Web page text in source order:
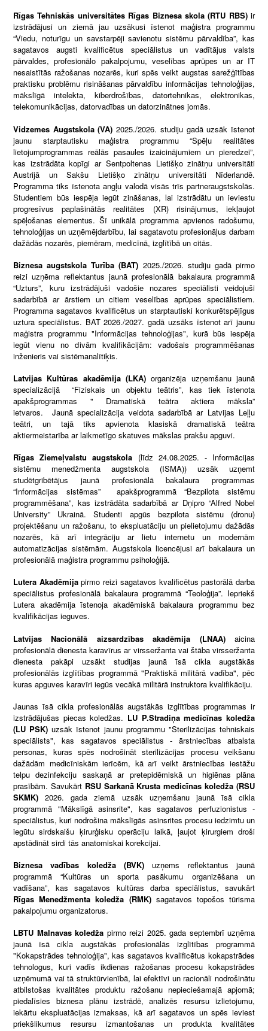
Rīgas Tehniskās universitātes Rīgas Biznesa skola (RTU RBS)ir
izstrādājusi un ziemā jau uzsākusi īstenot maģistra programmu
“Viedu, noturīgu un savstarpēji savienotu sistēmu pārvaldība”, kas
sagatavos augsti kvalificētus speciālistus un vadītājus valsts
pārvaldes, profesionālo pakalpojumu, veselības aprūpes un ar IT
nesaistītās ražošanas nozarēs, kuri spēs veikt augstas sarežģītības
praktisku problēmu risināšanas pārvaldību informācijas tehnoloģijas,
mākslīgā intelekta, kiberdrošības, datortehnikas, elektronikas,
telekomunikācijas, datorvadības un datorzinātnes jomās.
Vidzemes Augstskola (VA) 2025./2026. studiju gadā uzsāk īstenot
jaunu starptautisku maģistra programmu “Spēļu realitātes
lietojumprogrammas reālās pasaules izaicinājumiem un pieredzei”,
kas izstrādāta kopīgi ar Sentpoltenas Lietišķo zinātņu universitāti
Austrijā un Sakšu Lietišķo zinātņu universitāti Nīderlandē.
Programma tiks īstenota angļu valodā visās trīs partneraugstskolās.
Studentiem būs iespēja iegūt zināšanas, lai izstrādātu un ieviestu
progresīvus paplašinātās realitātes (XR) risinājumus, iekļaujot
spēļošanas elementus. Šī unikālā programma apvienos radošumu,
tehnoloģijas un uzņēmējdarbību, lai sagatavotu profesionāļus darbam
dažādās nozarēs, piemēram, medicīnā, izglītībā un citās.
Biznesa augstskola Turība (BAT) 2025./2026. studiju gadā pirmo
reizi uzņēma reflektantus jaunā profesionālā bakalaura programmā
“Uzturs”, kuru izstrādājuši vadošie nozares speciālisti veidojuši
sadarbībā ar ārstiem un citiem veselības aprūpes speciālistiem.
Programma sagatavos kvalificētus un starptautiski konkurētspējīgus
uztura speciālistus. BAT 2026./2027. gadā uzsāks īstenot arī jaunu
maģistra programmu "Informācijas tehnoloģijas", kurā būs iespēja
iegūt vienu no divām kvalifikācijām: vadošais programmēšanas
inženieris vai sistēmanalītiķis.
Latvijas Kultūras akadēmija (LKA) organizēja uzņemšanu jaunā
specializācijā “Fiziskais un objektu teātris”, kas tiek īstenota
apakšprogrammas " Dramatiskā teātra aktiera māksla”
ietvaros. Jaunā specializācija veidota sadarbībā ar Latvijas Leļļu
teātri,un tajā tiks apvienota klasiskā dramatiskā teātra
aktiermeistarība ar laikmetīgo skatuves mākslas prakšu apguvi.
Rīgas Ziemeļvalstu augstskola (līdz 24.08.2025. - Informācijas
sistēmu menedžmenta augstskola (ISMA)) uzsāk uzņemt
studētgribētājus jaunā profesionālā bakalaura programmas
“Informācijas sistēmas” apakšprogrammā “Bezpilota sistēmu
programmēšana”, kas izstrādāta sadarbībā ar Dņipro “Alfred Nobel
University” Ukrainā. Studenti apgūs bezpilota sistēmu (dronu)
projektēšanu un ražošanu, to ekspluatāciju un pielietojumu dažādās
nozarēs, kā arī integrāciju ar lietu internetu un modernām
automatizācijas sistēmām. Augstskola licencējusi arī bakalaura un
profesionālā maģistra programmu psiholoģijā.
Lutera Akadēmijapirmo reizi sagatavos kvalificētus pastorālā darba
speciālistus profesionālā bakalaura programmā “Teoloģija”. Iepriekš
Lutera akadēmija īstenoja akadēmiskā bakalaura programmu bez
kvalifikācijas ieguves.
Latvijas Nacionālā aizsardzības akadēmija (LNAA)aicina
profesionālā dienesta karavīrus ar virsseržanta vai štāba virsseržanta
dienesta pakāpi uzsākt studijas jaunā īsā cikla augstākās
profesionālās izglītības programmā "Praktiskā militārā vadība", pēc
kuras apguves karavīri iegūs vecākā militārā instruktora kvalifikāciju.
Jaunas īsā cikla profesionālās augstākās izglītības programmas ir
izstrādājušas piecas koledžas. LU P.Stradiņa medicīnas koledža
(LU PSK) uzsāk īstenot jaunu programmu "Sterilizācijas tehniskais
speciālists", kas sagatavos speciālistus - ārstniecības atbalsta
personas, kuras spēs nodrošināt sterilizācijas procesu veikšanu
dažādām medicīniskām ierīcēm, kā arī veikt ārstniecības iestāžu
telpu dezinfekciju saskaņā ar pretepidēmiskā un higiēnas plāna
prasībām. Savukārt RSU Sarkanā Krusta medicīnas koledža (RSU
SKMK)2026. gada ziemā uzsāk uzņemšanu jaunā īsā cikla
programmā "Mākslīgā asinsrite", kas sagatavos perfuzionistus -
speciālistus, kuri nodrošina mākslīgās asinsrites procesu iedzimtu un
iegūtu sirdskaišu ķirurģisku operāciju laikā, ļaujot ķirurgiem droši
apstādināt sirdi tās anatomiskai korekcijai.
Biznesa vadības koledža (BVK) uzņems reflektantus jaunā
programmā “Kultūras un sporta pasākumu organizēšana un
vadīšana”, kas sagatavos kultūras darba speciālistus, savukārt
Rīgas Menedžmenta koledža (RMK) sagatavos topošos tūrisma
pakalpojumu organizatorus.
LBTU Malnavas koledža pirmo reizi 2025. gada septembrī uzņēma
jaunā īsā cikla augstākās profesionālās izglītības programmā
"Kokapstrādes tehnoloģija", kas sagatavos kvalificētus kokapstrādes
tehnologus, kuri vadīs ikdienas ražošanas procesu kokapstrādes
uzņēmumā vai tā struktūrvienībā, lai efektīvi un racionāli nodrošinātu
atbilstošas kvalitātes produktu ražošanu nepieciešamajā apjomā;
piedalīsies biznesa plānu izstrādē, analizēs resursu izlietojumu,
iekārtu ekspluatācijas izmaksas, kā arī sagatavos un spēs ieviest
priekšlikumus resursu izmantošanas un produkta kvalitātes